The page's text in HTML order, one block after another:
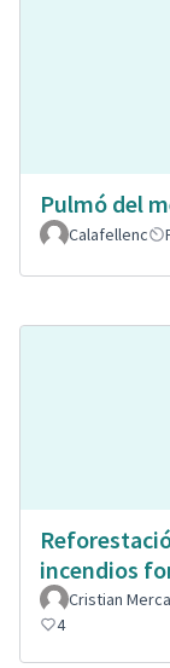
Pulmó del
Calafellenc
incendios
Cristian
4